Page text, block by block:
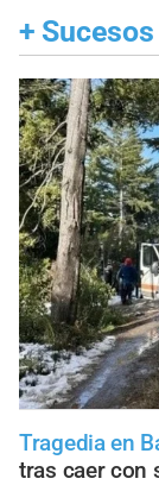
+ Sucesos
Tragedia en
tras caer con